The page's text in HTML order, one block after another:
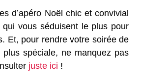
d’apéro Noël chic et convivial
vous séduisent le plus pour
Et, pour rendre votre soirée de
plus spéciale, ne manquez pas
juste ici !